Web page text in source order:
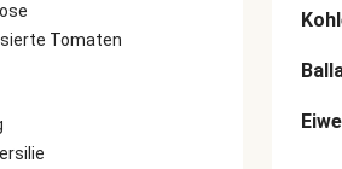
Tomaten